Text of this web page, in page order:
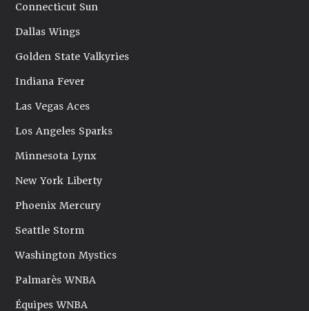
Connecticut Sun
Dallas Wings
Golden State Valkyries
Indiana Fever
Las Vegas Aces
Los Angeles Sparks
Minnesota Lynx
New York Liberty
Phoenix Mercury
Seattle Storm
Washington Mystics
Palmarès WNBA
Équipes WNBA